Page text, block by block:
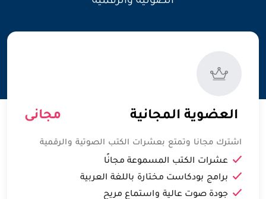
مجانى
اشترك مجانا وتمتع بعشرات الكتب الصوتية والرقمية
عشرات الكتب المسموعة مجانًا
برامج بودكاست مختارة باللغة العربية
جودة صوت عالية واستماع مريح